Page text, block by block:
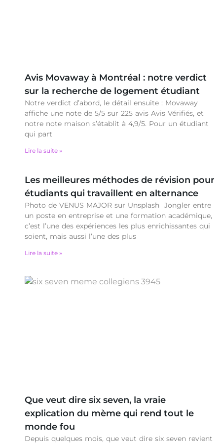
Avis Movaway à Montréal : notre verdict
sur la recherche de logement étudiant
Notre verdict d’abord, le détail ensuite : Movaway
affiche une note de 5/5 sur 225 avis Avis Vérifiés, et
notre note maison s’établit à 4,9/5. Pour un étudiant
qui part
Lire la suite »
Les meilleures méthodes de révision pour
étudiants qui travaillent en alternance
Photo de VENUS MAJOR sur Unsplash Jongler entre
un poste en entreprise et une formation académique,
c’est l’une des expériences les plus enrichissantes qui
soient, mais aussi l’une des plus
Lire la suite »
Que veut dire six seven, la vraie
explication du mème qui rend tout le
monde fou
Depuis quelques mois, que veut dire six seven revient